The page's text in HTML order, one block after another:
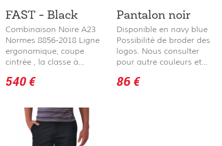
FAST - Black
Combinaison Noire A23
Normes 8856-2018 Ligne
ergonomique, coupe
cintrée , la classe à...
540 €
Pantalon noir
Disponible en navy blue
Possibilité de broder des
logos. Nous consulter
pour autre couleurs et...
86 €